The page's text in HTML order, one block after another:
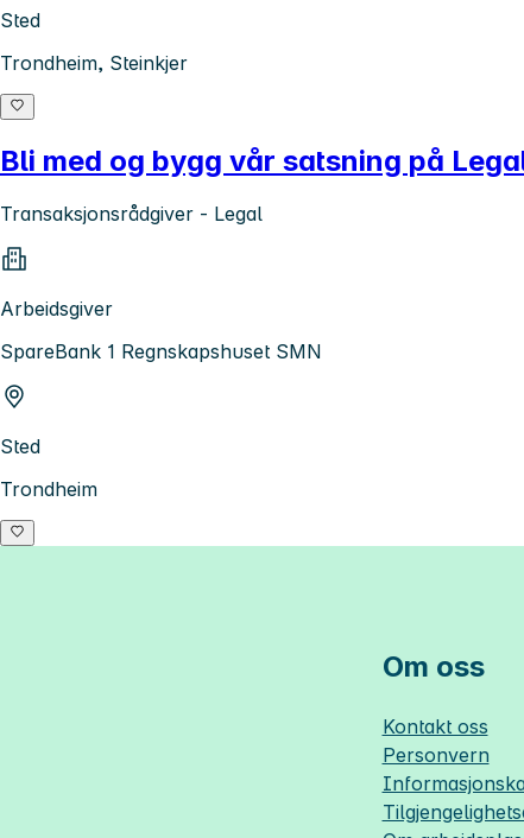
Sted
Trondheim, Steinkjer
Bli med og bygg vår satsning på
Transaksjonsrådgiver - Legal
Arbeidsgiver
SpareBank 1 Regnskapshuset SMN
Sted
Trondheim
Om oss
Kontakt oss
Personvern